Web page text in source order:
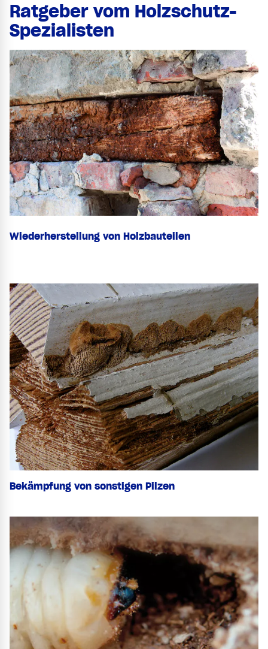
Ratgeber vom Holzschutz-
Spezialisten
Wiederherstellung von Holzbauteilen
Bekämpfung von sonstigen Pilzen